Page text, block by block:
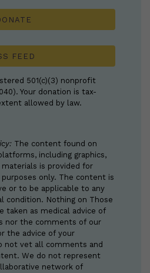
FEED
501(c)(3) nonprofit
Your donation is tax-
allowed by law.
The content found on
including graphics,
is provided for
only. The content is
or to be applicable to any
condition. Nothing on Those
taken as medical advice of
nor the comments of our
the advice of your
not vet all comments and
We do not represent
network of